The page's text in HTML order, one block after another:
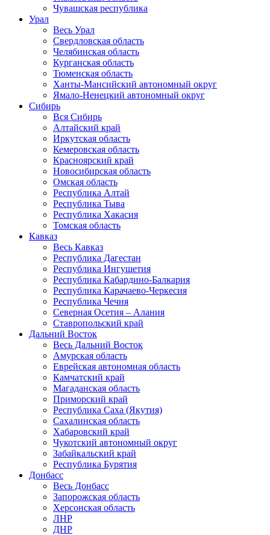
Чувашская республика
Урал
Весь Урал
Свердловская область
Челябинская область
Курганская область
Тюменская область
Ханты-Мансийский автономный округ
Ямало-Ненецкий автономный округ
Сибирь
Вся Сибирь
Алтайский край
Иркутская область
Кемеровская область
Красноярский край
Новосибирская область
Омская область
Республика Алтай
Республика Тыва
Республика Хакасия
Томская область
Кавказ
Весь Кавказ
Республика Дагестан
Республика Ингушетия
Республика Кабардино-Балкария
Республика Карачаево-Черкесия
Республика Чечня
Северная Осетия – Алания
Ставропольский край
Дальний Восток
Весь Дальний Восток
Амурская область
Еврейская автономная область
Камчатский край
Магаданская область
Приморский край
Республика Саха (Якутия)
Сахалинская область
Хабаровский край
Чукотский автономный округ
Забайкальский край
Республика Бурятия
Донбасс
Весь Донбасс
Запорожская область
Херсонская область
ЛНР
ДНР